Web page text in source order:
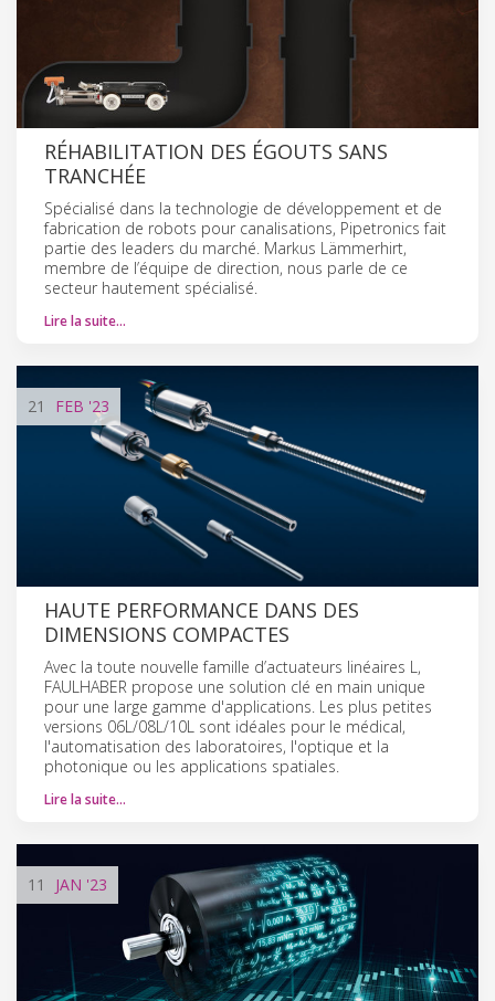
RÉHABILITATION DES ÉGOUTS SANS
TRANCHÉE
Spécialisé dans la technologie de développement et de
fabrication de robots pour canalisations, Pipetronics fait
partie des leaders du marché. Markus Lämmerhirt,
membre de l’équipe de direction, nous parle de ce
secteur hautement spécialisé.
Lire la suite…
21 FEB '23
HAUTE PERFORMANCE DANS DES
DIMENSIONS COMPACTES
Avec la toute nouvelle famille d’actuateurs linéaires L,
FAULHABER propose une solution clé en main unique
pour une large gamme d'applications. Les plus petites
versions 06L/08L/10L sont idéales pour le médical,
l'automatisation des laboratoires, l'optique et la
photonique ou les applications spatiales.
Lire la suite…
11 JAN '23